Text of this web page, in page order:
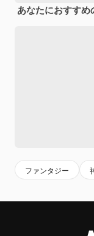
あなたにおすすめ
ファンタジー